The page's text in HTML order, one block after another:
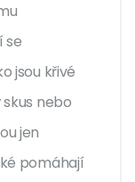
se
jsou křivé
nebo
jen
pomáhají